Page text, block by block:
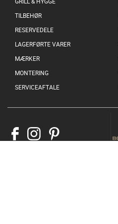
TILBEHØR
RESERVEDELE
LAGERFØRTE VARER
MÆRKER
MONTERING
SERVICEAFTALE